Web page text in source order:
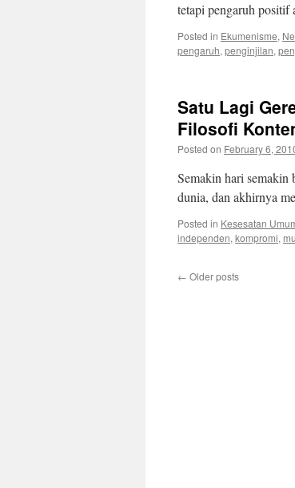
tetapi pengaruh positif
Posted in Ekumenisme,
pengaruh, penginjilan,
Satu Lagi
Filosofi
Posted on February 6,
Semakin hari semakin
dunia, dan akhirnya
Posted in Kesesatan
independen, kompromi,
← Older posts